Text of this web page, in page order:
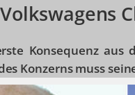
Konsequenz aus
Konzerns muss